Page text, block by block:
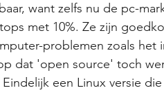
want zelfs nu de pc-
met 10%. Ze zijn
problemen zoals het
dat 'open source' toch
een Linux versie